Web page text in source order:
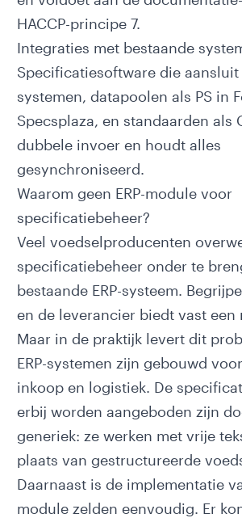
HACCP-principe 7.
Integraties met bestaande
Specificatiesoftware die aansluit
systemen, datapoolen als PS in
Specsplaza, en standaarden als
dubbele invoer en houdt alles
gesynchroniseerd.
Waarom geen ERP-module voor
specificatiebeheer?
Veel voedselproducenten
specificatiebeheer onder te
bestaande ERP-systeem.
en de leverancier biedt vast een
Maar in de praktijk levert dit
ERP-systemen zijn gebouwd
inkoop en logistiek. De
erbij worden aangeboden zijn
generiek: ze werken met vrije
plaats van gestructureerde
Daarnaast is de implementatie
module zelden eenvoudig. Er